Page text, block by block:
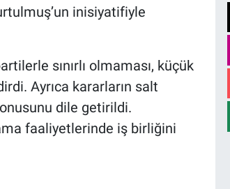
inisiyatifiyle
sınırlı olmaması, küçük
Ayrıca kararların salt
dile getirildi.
faaliyetlerinde iş birliğini